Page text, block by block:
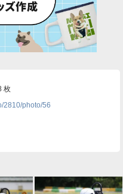
枚
2810/photo/56